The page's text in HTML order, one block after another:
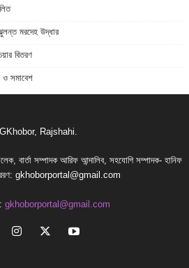
মরদেহ উদ্ধার
বিতরণ
ও সমাবেশ
বার্তা সম্পাদক আরিফ আন্দালিব, সহযোগি সম্পাদক- হানিফ
gkhoborportal@gmail.com
gkhoborportal@gmail.com